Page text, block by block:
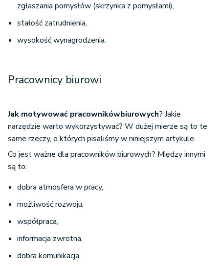
zgłaszania pomysłów (skrzynka z pomysłami),
stałość zatrudnienia,
wysokość wynagrodzenia.
Pracownicy biurowi
Jak motywować pracownikówbiurowych? Jakie
narzędzie warto wykorzystywać? W dużej mierze są to te
same rzeczy, o których pisaliśmy w niniejszym artykule.
Co jest ważne dla pracowników biurowych? Między innymi
są to:
dobra atmosfera w pracy,
możliwość rozwoju,
współpraca,
informacja zwrotna,
dobra komunikacja,